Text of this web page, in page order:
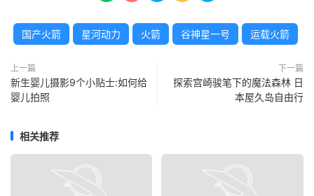
国产火箭 星河动力 火箭 谷神星一号 运载火箭
上一篇
新生婴儿摄影9个小贴士:如何给
婴儿拍照
下一篇
探索宫崎骏笔下的魔法森林 日
本屋久岛自由行
相关推荐